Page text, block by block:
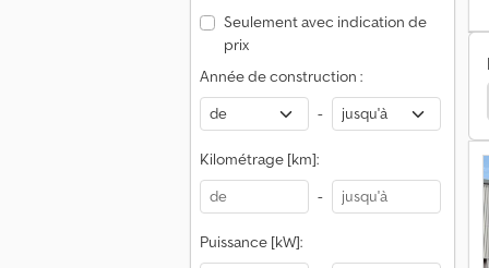
Seulement avec indication de
prix
Année de construction :
-
Kilométrage [km]:
-
Puissance [kW]:
Peterbilt Tracteur Standard